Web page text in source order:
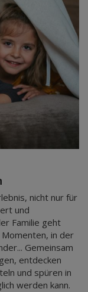
nicht nur für
und
Familie geht
Momenten, in der
Gemeinsam
entdecken
und spüren in
werden kann.